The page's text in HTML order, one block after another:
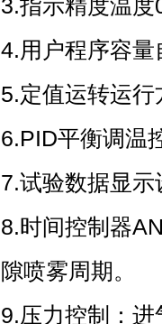
3.指示精度温度
4.用户程序容量自
5.定值运转运行方
6.PID平衡调温
7.试验数据显示设
8.时间控制器
隙喷雾周期。
9.压力控制：